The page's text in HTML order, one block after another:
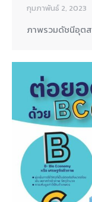
กุมภาพันธ์ 2, 2023
ภาพรวมดัชนีอุตส